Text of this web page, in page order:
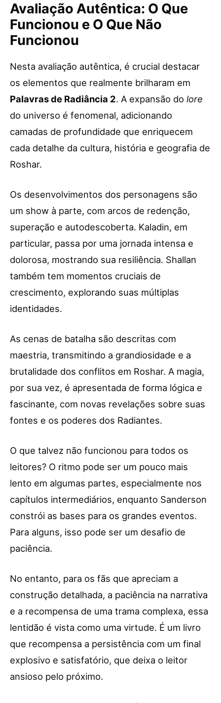
Avaliação Autêntica: O Que
Funcionou e O Que Não
Funcionou
Nesta avaliação autêntica, é crucial destacar
os elementos que realmente brilharam em
Palavras de Radiância 2. A expansão do lore
do universo é fenomenal, adicionando
camadas de profundidade que enriquecem
cada detalhe da cultura, história e geografia de
Roshar.
Os desenvolvimentos dos personagens são
um show à parte, com arcos de redenção,
superação e autodescoberta. Kaladin, em
particular, passa por uma jornada intensa e
dolorosa, mostrando sua resiliência. Shallan
também tem momentos cruciais de
crescimento, explorando suas múltiplas
identidades.
As cenas de batalha são descritas com
maestria, transmitindo a grandiosidade e a
brutalidade dos conflitos em Roshar. A magia,
por sua vez, é apresentada de forma lógica e
fascinante, com novas revelações sobre suas
fontes e os poderes dos Radiantes.
O que talvez não funcionou para todos os
leitores? O ritmo pode ser um pouco mais
lento em algumas partes, especialmente nos
capítulos intermediários, enquanto Sanderson
constrói as bases para os grandes eventos.
Para alguns, isso pode ser um desafio de
paciência.
No entanto, para os fãs que apreciam a
construção detalhada, a paciência na narrativa
e a recompensa de uma trama complexa, essa
lentidão é vista como uma virtude. É um livro
que recompensa a persistência com um final
explosivo e satisfatório, que deixa o leitor
ansioso pelo próximo.